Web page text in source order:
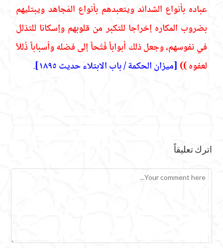
عباده بأنواع الشدائد ويتعبدهم بأنواع المَجاهد ويبتليهم
بضروب المكاره إخراجا للتكبر من قلوبهم وإسكانا للتذلل
في نفوسهم، وجعل ذلك أبواباً فُتّحاً إلى فضله وأسباباً ذُللاً
لعفوه )) [ميزان الحكمة / باب الابتلاء حديث ١٨٩٥] .
اترك تعليقاً